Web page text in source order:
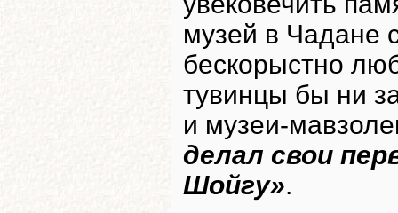
музей в Чадане
бескорыстно
тувинцы бы ни
и музеи-
делал свои
Шойгу».